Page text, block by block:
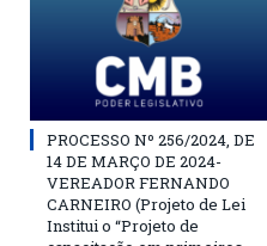
PROCESSO Nº 256/2024, DE
14 DE MARÇO DE 2024-
VEREADOR FERNANDO
CARNEIRO (Projeto de Lei
Institui o “Projeto de